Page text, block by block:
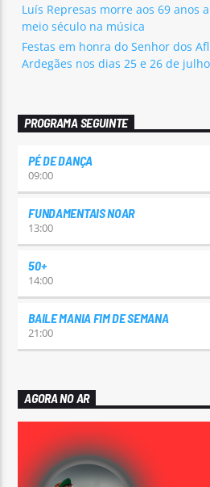
Luís Represas morre aos 69 anos
meio século na música
Festas em honra do Senhor dos
Ardegães nos dias 25 e 26 de julho
PROGRAMA SEGUINTE
PÉ DE DANÇA
09:00
FUNDAMENTAIS NOAR
13:00
50+
14:00
BAILE MANIA FIM DE SEMANA
21:00
AGORA NO AR